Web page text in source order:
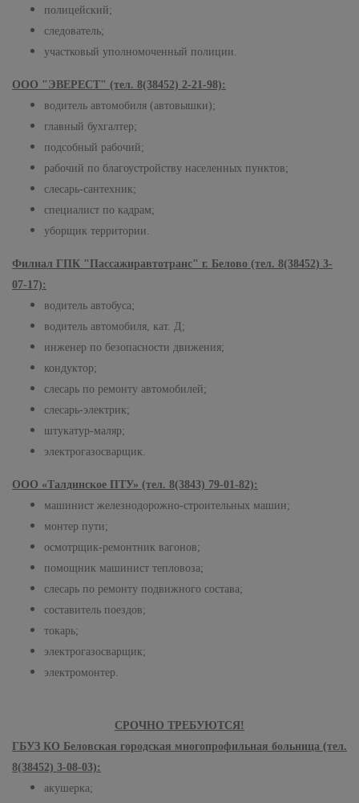
полицейский;
следователь;
участковый уполномоченный полиции.
ООО "ЭВЕРЕСТ" (тел. 8(38452) 2-21-98):
водитель автомобиля (автовышки);
главный бухгалтер;
подсобный рабочий;
рабочий по благоустройству населенных пунктов;
слесарь-сантехник;
специалист по кадрам;
уборщик территории.
Филиал ГПК "Пассажиравтотранс" г. Белово (тел. 8(38452) 3-
07-17):
водитель автобуса;
водитель автомобиля, кат. Д;
инженер по безопасности движения;
кондуктор;
слесарь по ремонту автомобилей;
слесарь-электрик;
штукатур-маляр;
электрогазосварщик.
ООО «Талдинское ПТУ» (тел. 8(3843) 79-01-82):
машинист железнодорожно-строительных машин;
монтер пути;
осмотрщик-ремонтник вагонов;
помощник машинист тепловоза;
слесарь по ремонту подвижного состава;
составитель поездов;
токарь;
электрогазосварщик;
электромонтер.
СРОЧНО ТРЕБУЮТСЯ!
ГБУЗ КО Беловская городская многопрофильная больница (тел.
8(38452) 3-08-03):
акушерка;